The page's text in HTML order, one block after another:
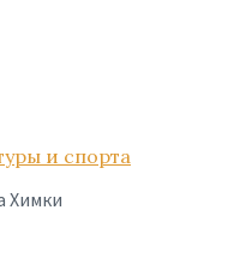
и спорта
Химки